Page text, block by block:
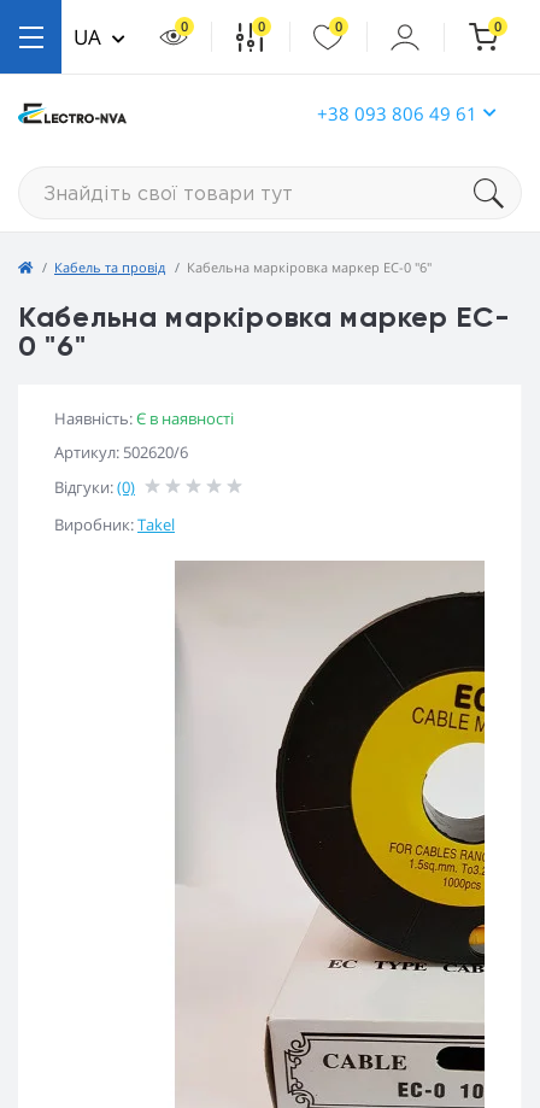
+38 093 806 49 61
UA 0 0 0 0
Кабель та провід Кабельна маркіровка маркер EC-0 "6"
Кабельна маркіровка маркер EC-
0 "6"
Наявність:Є в наявності
Артикул: 502620/6
Відгуки:(0)
Виробник:Takel